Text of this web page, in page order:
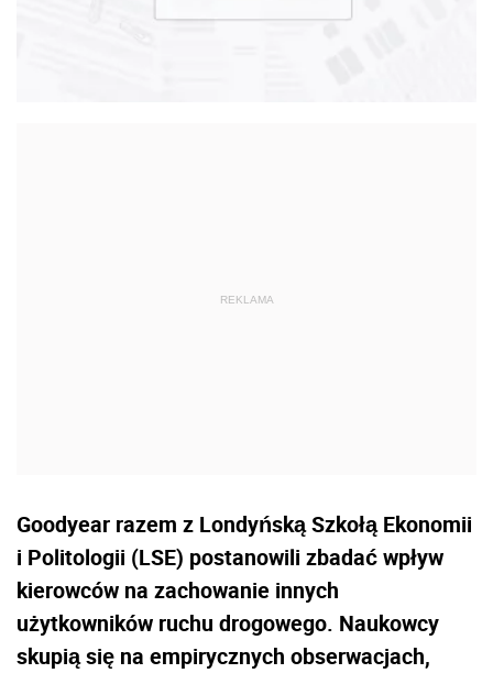
Goodyear razem z Londyńską Szkołą Ekonomii
i Politologii (LSE) postanowili zbadać wpływ
kierowców na zachowanie innych
użytkowników ruchu drogowego. Naukowcy
skupią się na empirycznych obserwacjach,